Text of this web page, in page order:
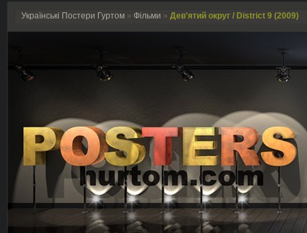
Українські Постери Гуртом » Фільми » Дев'ятий округ / District 9 (2009)